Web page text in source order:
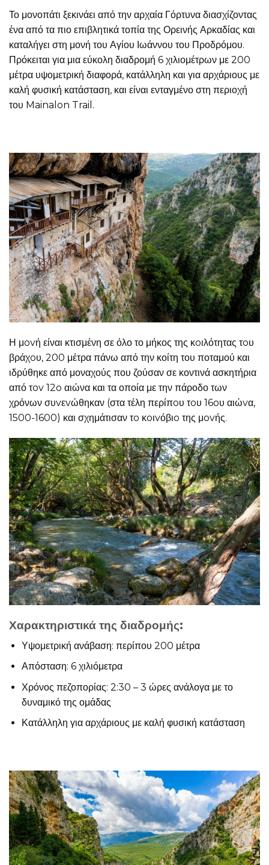
Το μονοπάτι ξεκινάει από την αρχαία Γόρτυνα διασχίζοντας
ένα από τα πιο επιβλητικά τοπία της Ορεινής Αρκαδίας και
καταλήγει στη μονή του Αγίου Ιωάννου του Προδρόμου.
Πρόκειται για μια εύκολη διαδρομή 6 χιλιομέτρων με 200
μέτρα υψομετρική διαφορά, κατάλληλη και για αρχάριους με
καλή φυσική κατάσταση, και είναι ενταγμένο στη περιοχή
του Mainalon Trail.
Η μovή είναι κτισμένη σε όλο το μήκος της κoιλότητας τoυ
βράχoυ, 200 μέτρα πάνω από την κοίτη του ποταμού και
ιδρύθηκε από μοναχούς που ζούσαν σε κοντινά ασκητήρια
από τov 12o αιώνα και τα οποία με την πάροδο των
χρόνων συvεvώθηκαν (στα τέλη περίπoυ τoυ 16oυ αιώvα,
1500-1600) και σχημάτισαν τo κoιvόβιo της μovής.
Χαρακτηριστικά της διαδρομής:
Υψομετρική ανάβαση: περίπου 200 μέτρα
Απόσταση: 6 χιλιόμετρα
Χρόνος πεζοπορίας: 2:30 – 3 ώρες ανάλογα με το
δυναμικό της ομάδας
Κατάλληλη για αρχάριους με καλή φυσική κατάσταση